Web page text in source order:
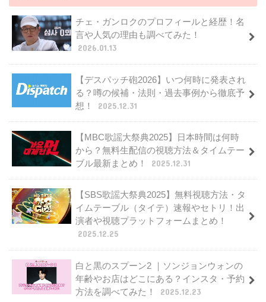
チェ・ガンロクのプロフィールと経歴！名
言や人気の理由も調べてみた！
2026.01.13
【デスパッチ砲2026】いつ何時に発表され
る？噂の候補・法則・過去事例から徹底予
想！
2025.12.31
【MBC歌謡大祭典2025】日本時間は何時
から？無料生配信の視聴方法＆タイムテー
ブル最新まとめ！
2025.12.31
【SBS歌謡大祭典2025】無料視聴方法・タ
イムテーブル（タイテ）速報やセトリ！出
演者や視聴プラットフォームまとめ！
2025.12.25
白と黒のスプーン2 ｜ソンジョンウォンの
年齢やお店はどこにある？インスタ・予約
方法を調べてみた！
2025.12.23